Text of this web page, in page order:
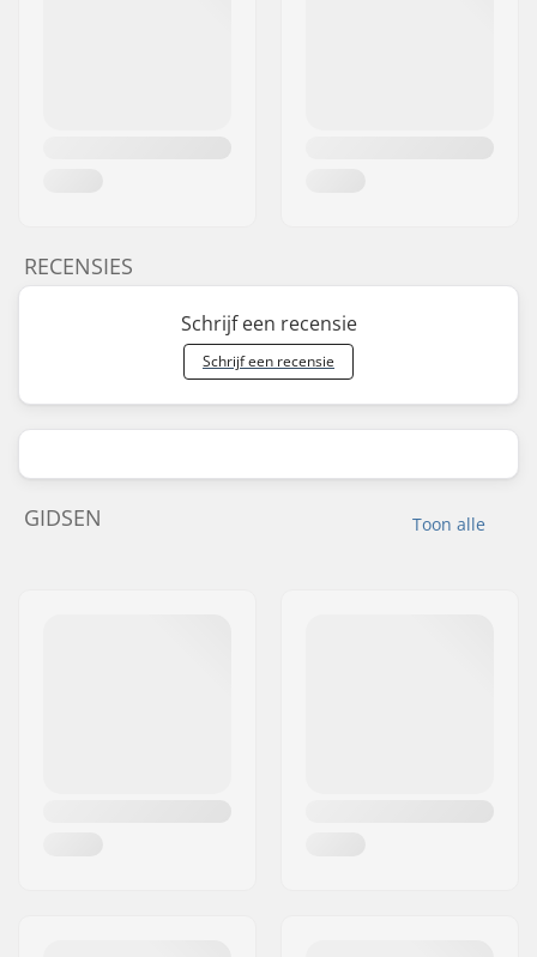
RECENSIES
Schrijf een recensie
Schrijf een recensie
Toon alle
GIDSEN